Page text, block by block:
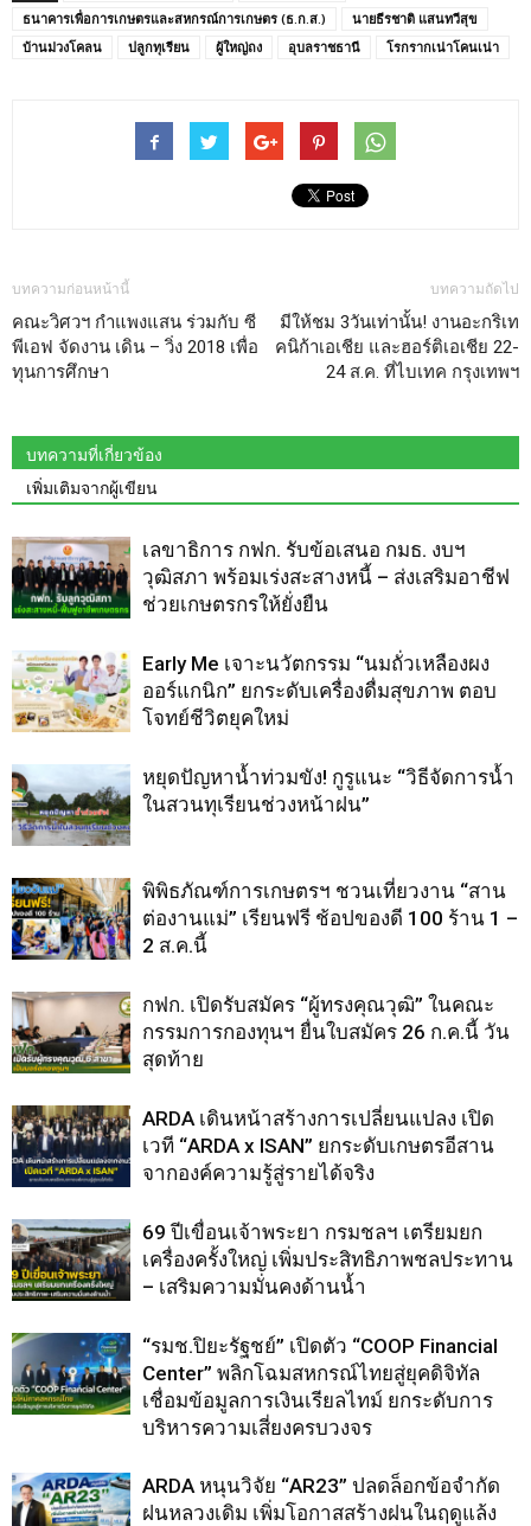
ธนาคารเพื่อการเกษตรและสหกรณ์การเกษตร (ธ.ก.ส.)
นายธีรชาติ แสนทวีสุข
บ้านม่วงโคลน
ปลูกทุเรียน ผู้ใหญ่ถง อุบลราชธานี โรกรากเน่าโคนเน่า
บทความก่อนหน้านี้
คณะวิศวฯ กำแพงแสน ร่วมกับ ซี
พีเอฟ จัดงาน เดิน – วิ่ง 2018 เพื่อ
ทุนการศึกษา
บทความถัดไป
มีให้ชม 3วันเท่านั้น! งานอะกริเท
คนิก้าเอเชีย และฮอร์ติเอเชีย 22-
24 ส.ค. ที่ไบเทค กรุงเทพฯ
บทความที่เกี่ยวข้อง
เพิ่มเติมจากผู้เขียน
เลขาธิการ กฟก. รับข้อเสนอ กมธ. งบฯ
วุฒิสภา พร้อมเร่งสะสางหนี้ – ส่งเสริมอาชีฟ
ช่วยเกษตรกรให้ยั่งยืน
Early Me เจาะนวัตกรรม “นมถั่วเหลืองผง
ออร์แกนิก” ยกระดับเครื่องดื่มสุขภาพ ตอบ
โจทย์ชีวิตยุคใหม่
หยุดปัญหาน้ำท่วมขัง! กูรูแนะ “วิธีจัดการน้ำ
ในสวนทุเรียนช่วงหน้าฝน”
พิพิธภัณฑ์การเกษตรฯ ชวนเที่ยวงาน “สาน
ต่องานแม่” เรียนฟรี ช้อปของดี 100 ร้าน 1 –
2 ส.ค.นี้
กฟก. เปิดรับสมัคร “ผู้ทรงคุณวุฒิ” ในคณะ
กรรมการกองทุนฯ ยื่นใบสมัคร 26 ก.ค.นี้ วัน
สุดท้าย
ARDA เดินหน้าสร้างการเปลี่ยนแปลง เปิด
เวที “ARDA x ISAN” ยกระดับเกษตรอีสาน
จากองค์ความรู้สู่รายได้จริง
69 ปีเขื่อนเจ้าพระยา กรมชลฯ เตรียมยก
เครื่องครั้งใหญ่ เพิ่มประสิทธิภาพชลประทาน
– เสริมความมั่นคงด้านน้ำ
“รมช.ปิยะรัฐชย์” เปิดตัว “COOP Financial
Center” พลิกโฉมสหกรณ์ไทยสู่ยุคดิจิทัล
เชื่อมข้อมูลการเงินเรียลไทม์ ยกระดับการ
บริหารความเสี่ยงครบวงจร
ARDA หนุนวิจัย “AR23” ปลดล็อกข้อจำกัด
ฝนหลวงเดิม เพิ่มโอกาสสร้างฝนในฤดูแล้ง